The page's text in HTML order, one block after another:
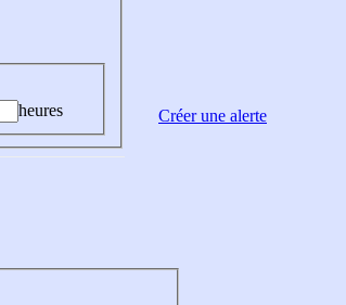
heures
Créer une alerte